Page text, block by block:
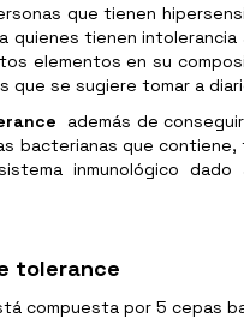
que tienen
quienes tienen intolerancia
elementos en su
que se sugiere tomar a
además de
bacterianas que contiene,
inmunológico
tolerance
compuesta por 5 cepas